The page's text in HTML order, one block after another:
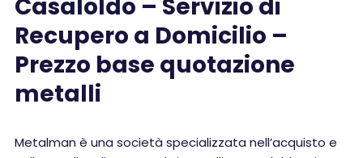
Casaloldo – Servizio di
Recupero a Domicilio –
Prezzo base quotazione
metalli
Metalman è una società specializzata nell’acquisto e